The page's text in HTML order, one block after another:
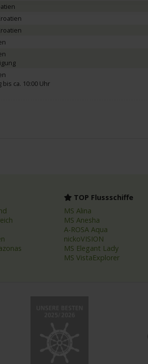
ca. 10:00 Uhr
TOP Flussschiffe
MS Alina
MS Anesha
A-ROSA Aqua
nickoVISION
MS Elegant Lady
MS VistaExplorer